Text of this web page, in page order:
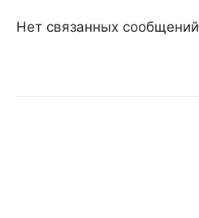
Нет связанных сообщений